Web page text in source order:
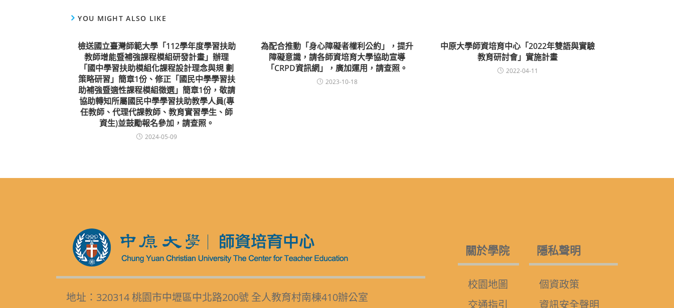
YOU MIGHT ALSO LIKE
檢送國立臺灣師範大學「112學年度學習扶助
教師增能暨補強課程模組研發計畫」辦理
「國中學習扶助模組化課程設計理念與規 劃
策略研習」簡章1份、修正「國民中學學習扶
助補強暨適性課程模組徵選」簡章1份，敬請
協助轉知所屬國民中學學習扶助教學人員(專
任教師、代理代課教師、教育實習學生、師
資生)並鼓勵報名參加，請查照。
2024-05-09
為配合推動「身心障礙者權利公約」，提升
障礙意識，請各師資培育大學協助宣導
「CRPD資訊網」，廣加運用，請查照。
2023-10-18
中原大學師資培育中心「2022年雙語與實驗
教育研討會」實施計畫
2022-04-11
地址：320314 桃園市中壢區中北路200號 全人教育村南棟410辦公室
關於學院
校園地圖
交通指引
隱私聲明
個資政策
資訊安全聲明